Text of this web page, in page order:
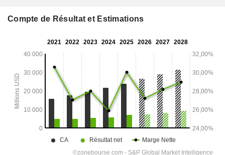
Compte de Résultat et Estimations